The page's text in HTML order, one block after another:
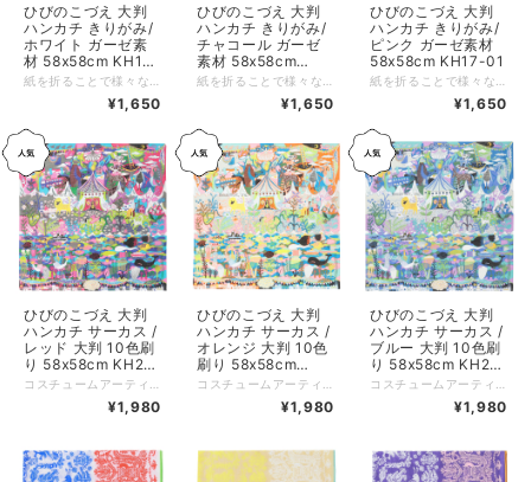
ひびのこづえ 大判
ハンカチ きりがみ/
ホワイト ガーゼ素
材 58x58cm KH17-
01
¥1,650
ひびのこづえ 大判
ハンカチ きりがみ/
チャコール ガーゼ
素材 58x58cm
KH17-01
¥1,650
ひびのこづえ 大判
ハンカチ きりがみ/
ピンク ガーゼ素材
58x58cm KH17-01
¥1,650
ひびのこづえ 大判
ハンカチ サーカス /
レッド 大判 10色刷
り 58x58cm KH21-
03
¥1,980
ひびのこづえ 大判
ハンカチ サーカス /
オレンジ 大判 10色
刷り 58x58cm
KH21-03
¥1,980
ひびのこづえ 大判
ハンカチ サーカス /
ブルー 大判 10色刷
り 58x58cm KH21-
03
¥1,980